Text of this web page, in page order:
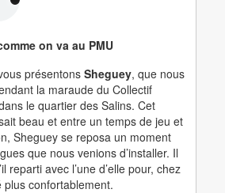
on va au PMU
présentonsSheguey, que nous
la maraude du Collectif
le quartier des Salins. Cet
beau et entre un temps de jeu et
Sheguey se reposa un moment
que nous venions d’installer. Il
reparti avec l’une d’elle pour, chez
confortablement.